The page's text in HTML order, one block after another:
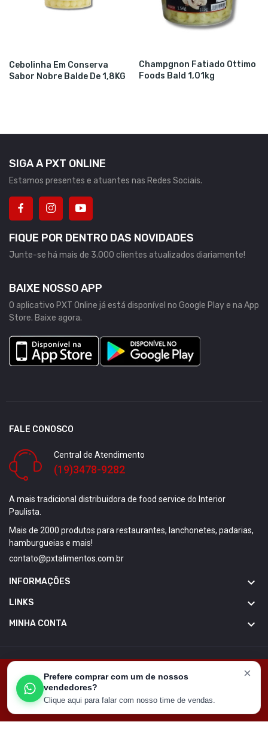
HOME CARRINHO CONTATO MINHA CONTA
Cebolinha Em Conserva
Sabor Nobre Balde De 1,8KG
Champgnon Fatiado Ottimo
Foods Bald 1,01kg
SIGA A PXT ONLINE
Estamos presentes e atuantes nas Redes Sociais.
FIQUE POR DENTRO DAS NOVIDADES
Junte-se há mais de 3.000 clientes atualizados diariamente!
BAIXE NOSSO APP
O aplicativo PXT Online já está disponível no Google Play e na App
Store. Baixe agora.
FALE CONOSCO
Central de Atendimento
(19)3478-9282
A mais tradicional distribuidora de food service do Interior
Paulista.
Mais de 2000 produtos para restaurantes, lanchonetes, padarias,
hamburgueias e mais!
contato@pxtalimentos.com.br
INFORMAÇÕES 
LINKS 
MINHA CONTA 
Este site usa cookies para garantir que você tenha a
melhor experiência em nosso site
Got It!
×
Prefere comprar com um de nossos
vendedores?
Clique aqui para falar com nosso time de vendas.